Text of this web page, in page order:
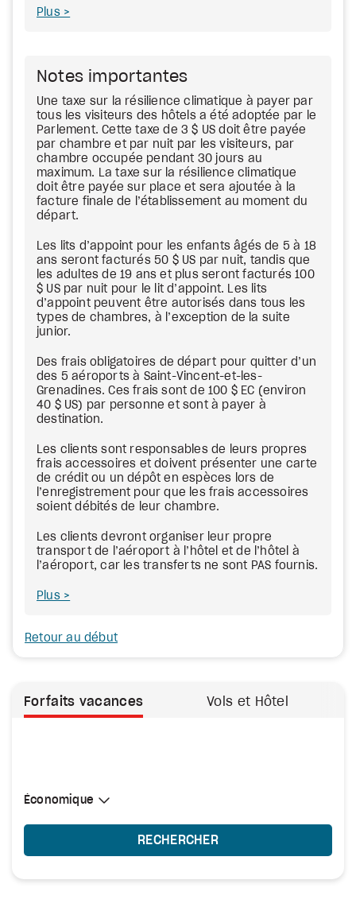
Plus
Notes importantes
Une taxe sur la résilience climatique à payer par
tous les visiteurs des hôtels a été adoptée par le
Parlement. Cette taxe de 3 $ US doit être payée
par chambre et par nuit par les visiteurs, par
chambre occupée pendant 30 jours au
maximum. La taxe sur la résilience climatique
doit être payée sur place et sera ajoutée à la
facture finale de l’établissement au moment du
départ.
Les lits d’appoint pour les enfants âgés de 5 à 18
ans seront facturés 50 $ US par nuit, tandis que
les adultes de 19 ans et plus seront facturés 100
$ US par nuit pour le lit d’appoint. Les lits
d’appoint peuvent être autorisés dans tous les
types de chambres, à l’exception de la suite
junior.
Des frais obligatoires de départ pour quitter d’un
des 5 aéroports à Saint-Vincent-et-les-
Grenadines. Ces frais sont de 100 $ EC (environ
40 $ US) par personne et sont à payer à
destination.
Les clients sont responsables de leurs propres
frais accessoires et doivent présenter une carte
de crédit ou un dépôt en espèces lors de
l’enregistrement pour que les frais accessoires
soient débités de leur chambre.
Les clients devront organiser leur propre
transport de l’aéroport à l’hôtel et de l’hôtel à
l’aéroport, car les transferts ne sont PAS fournis.
Plus
Retour au début
Forfaits vacances Vols et Hôtel
Sélectionner une cabine
Économique
Économique
RECHERCHER